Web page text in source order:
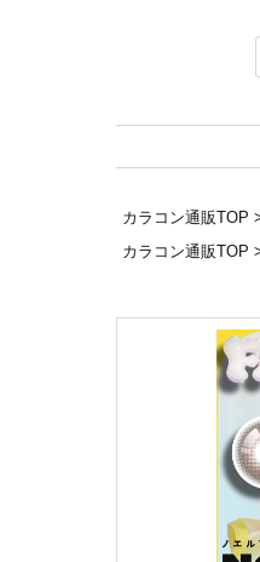
カラコン通販TOP
カラコン通販TOP